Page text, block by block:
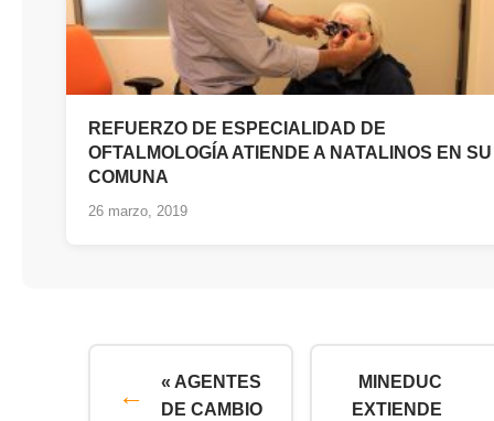
REFUERZO DE ESPECIALIDAD DE
OFTALMOLOGÍA ATIENDE A NATALINOS EN SU
COMUNA
26 marzo, 2019
« AGENTES
DE CAMBIO
MINEDUC
EXTIENDE